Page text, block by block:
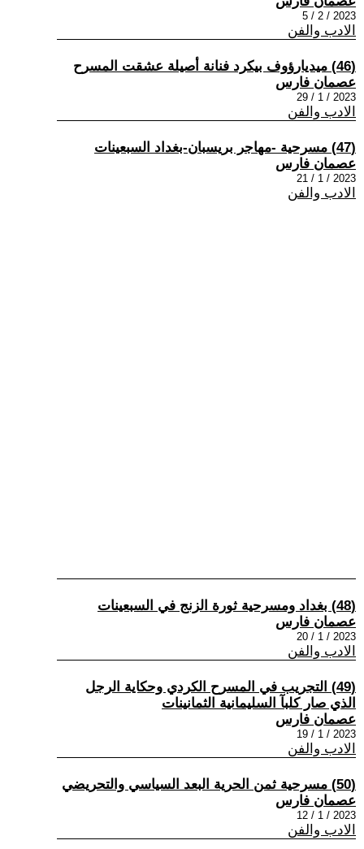
2023 / 2 / 5
الادب والفن
(46) ميديارؤوف بيكرد فنانة أصيلة عشقت المسرح
عصمان فارس
2023 / 1 / 29
الادب والفن
(47) مسرحية -مهاجر بريسبان-بغداد السبعينات
عصمان فارس
2023 / 1 / 21
الادب والفن
(48) بغداد ومسرحية ثورة الزنج في السبعينات
عصمان فارس
2023 / 1 / 20
الادب والفن
(49) التجريب في المسرح الكردي وحكاية الرجل
الذي صار كلبآ السليمانية الثمانينات
عصمان فارس
2023 / 1 / 19
الادب والفن
(50) مسرحية ثمن الحرية البعد السياسي والتحريضي
عصمان فارس
2023 / 1 / 12
الادب والفن